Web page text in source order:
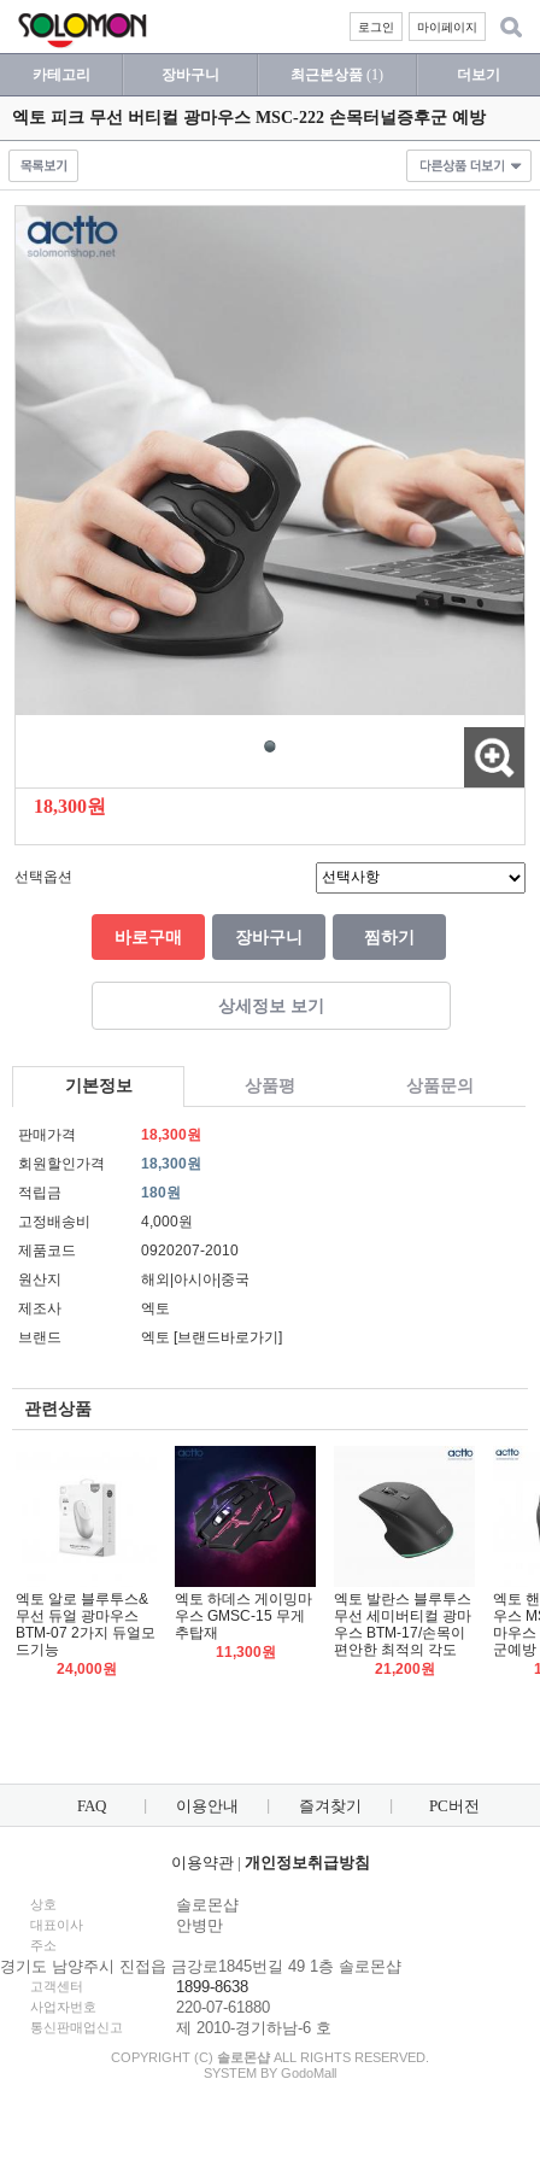
마이페이지
로그인
카테고리 장바구니 최근본상품 (1) 더보기
엑토 피크 무선 버티컬 광마우스 MSC-222 손목터널증후군 예방
18,300원
선택옵션
바로구매 장바구니 찜하기
상세정보 보기
기본정보 상품평 상품문의
판매가격
18,300원
회원할인가격
18,300원
적립금
180원
고정배송비
4,000원
제품코드
0920207-2010
원산지
해외|아시아|중국
제조사
엑토
브랜드
엑토 [브랜드바로가기]
관련상품
엑토 알로 블루투스&
무선 듀얼 광마우스
BTM-07 2가지 듀얼모
드기능
24,000원
엑토 하데스 게이밍마
우스 GMSC-15 무게
추탑재
11,300원
엑토 발란스 블루투스
무선 세미버티컬 광마
우스 BTM-17/손목이
편안한 최적의 각도
21,200원
엑토
우스
마우
군예방
FAQ 이용안내 즐겨찾기 PC버전
이용약관| 개인정보취급방침
상호 솔로몬샵
대표이사 안병만
주소
경기도 남양주시 진접읍 금강로1845번길 49 1층 솔로몬샵
고객센터 1899-8638
사업자번호 220-07-61880
통신판매업신고 제 2010-경기하남-6 호
COPYRIGHT (C) 솔로몬샵 ALL RIGHTS RESERVED.
SYSTEM BY GodoMall